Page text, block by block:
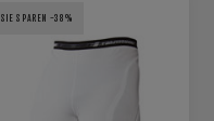
SIE SPAREN -38%